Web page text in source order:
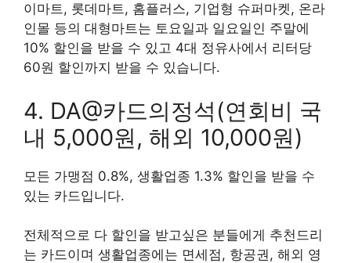
이마트, 롯데마트, 홈플러스, 기업형 슈퍼마켓, 온라
인몰 등의 대형마트는 토요일과 일요일인 주말에
10% 할인을 받을 수 있고 4대 정유사에서 리터당
60원 할인까지 받을 수 있습니다.
4. DA@카드의정석(연회비 국
내 5,000원, 해외 10,000원)
모든 가맹점 0.8%, 생활업종 1.3% 할인을 받을 수
있는 카드입니다.
전체적으로 다 할인을 받고싶은 분들에게 추천드리
는 카드이며 생활업종에는 면세점, 항공권, 해외 영